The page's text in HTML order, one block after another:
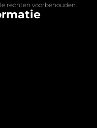
rechten voorbehouden.